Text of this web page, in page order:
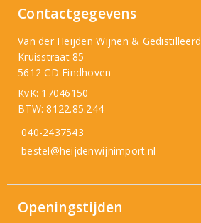
Contactgegevens
Van der Heijden Wijnen & Gedistilleerd
Kruisstraat 85
5612 CD Eindhoven
KvK: 17046150
BTW: 8122.85.244
040-2437543
bestel@heijdenwijnimport.nl
Openingstijden